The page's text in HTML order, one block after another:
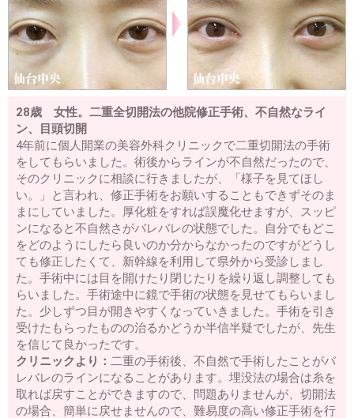
28歳 女性。二重全切開法の他院修正手術、不自然なライ
ン、目頭切開
4年前に個人開業の美容外科クリニックで二重切開法の手術
をしてもらいました。術後からラインが不自然だったので、
そのクリニックに相談に行きましたが、「様子を見てほし
い。」と言われ、修正手術をお願いすることもできずそのま
まにしていました。厚化粧をすれば誤魔化せますが、スッピ
ンになると不自然さがバレバレの状態でした。自分でもどこ
をどのようにしたら良いのか分からなかったのですがどうし
ても修正したくて、新幹線を利用して県外から受診しまし
た。手術中には目を開けたり閉じたりを繰り返し調整しても
らいました。手術途中に鏡で手術の状態を見せてもらいまし
た。少しずつ目が開きやすくなっていきました。手術を引き
受けたもらったものの治るかどうか半信半疑でしたが、先生
を信じて良かったです。
クリニックより： 二重の手術後、不自然で手術したことがバ
レバレのラインになることがあります。埋没法の場合は糸を
取れば戻すことができますので、問題ありませんが、切開法
の場合、簡単に戻せませんので、難易度の高い修正手術を行